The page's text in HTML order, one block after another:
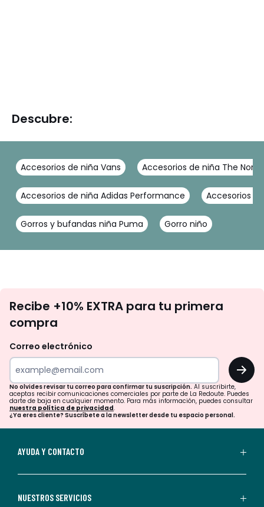
Descubre:
Accesorios de niña Vans Accesorios de niña The
Accesorios de niña Adidas Performance Accesorios
Gorros y bufandas niña Puma Gorro niño
te
tu
para
confirmar
tu
suscripción.
aceptas
Recibe +10% EXTRA para tu primera
compra
Correo electrónico
OK
No olvides revisar tu correo para confirmar tu suscripción. Al suscribirte,
aceptas recibir comunicaciones comerciales por parte de La Redoute. Puedes
darte de baja en cualquier momento. Para más información, puedes consultar
nuestra política de privacidad.
¿Ya eres cliente? Suscríbete a la newsletter desde tu espacio personal.
AYUDA Y CONTACTO
NUESTROS SERVICIOS